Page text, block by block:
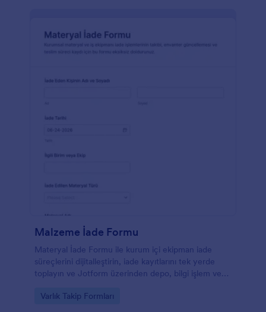
Malzeme İade Formu
Materyal İade Formu ile kurum içi ekipman iade
süreçlerini dijitalleştirin, iade kayıtlarını tek yerde
toplayın ve Jotform üzerinden depo, bilgi işlem veya
oluşturun.
Go to Category:
Varlık Takip Formları